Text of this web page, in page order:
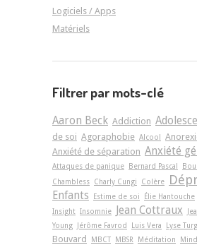
Logiciels / Apps
Matériels
Filtrer par mots-clé
Aaron Beck Addiction
de soi Agoraphobie Alcool
Anxiété de séparation Anxiété
Attaques de panique Bernard Pascal
Chambless Charly Cungi Colère
Enfants Estime de soi Élie Hantouche
Insight Insomnie Jean Cottraux
Young Jérôme Favrod Luis Vera Lyse
Bouvard
MBCT MBSR Méditation